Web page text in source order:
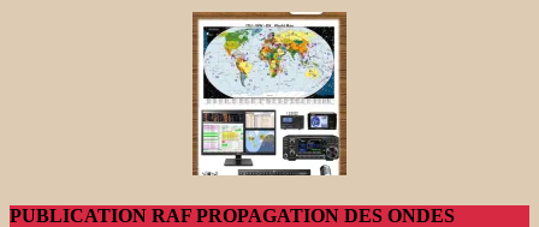
PUBLICATION RAF PROPAGATION DES ONDES